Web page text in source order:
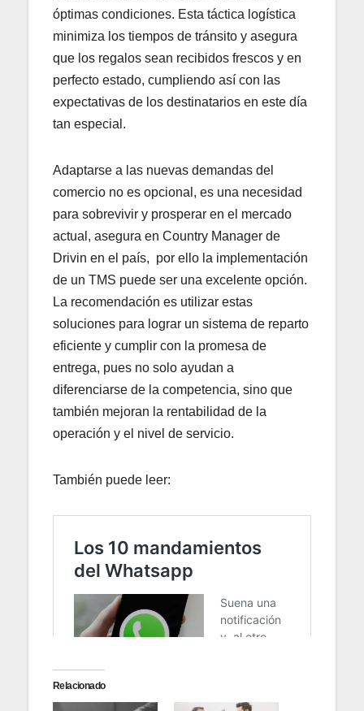
óptimas condiciones. Esta táctica logística
minimiza los tiempos de tránsito y asegura
que los regalos sean recibidos frescos y en
perfecto estado, cumpliendo así con las
expectativas de los destinatarios en este día
tan especial.
Adaptarse a las nuevas demandas del
comercio no es opcional, es una necesidad
para sobrevivir y prosperar en el mercado
actual, asegura en Country Manager de
Drivin en el país, por ello la implementación
de un TMS puede ser una excelente opción.
La recomendación es utilizar estas
soluciones para lograr un sistema de reparto
eficiente y cumplir con la promesa de
entrega, pues no solo ayudan a
diferenciarse de la competencia, sino que
también mejoran la rentabilidad de la
operación y el nivel de servicio.
También puede leer:
Relacionado